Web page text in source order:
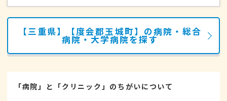
【三重県】【度会郡玉城町】の病院・総合
病院・大学病院を探す
「病院」と「クリニック」のちがいについて